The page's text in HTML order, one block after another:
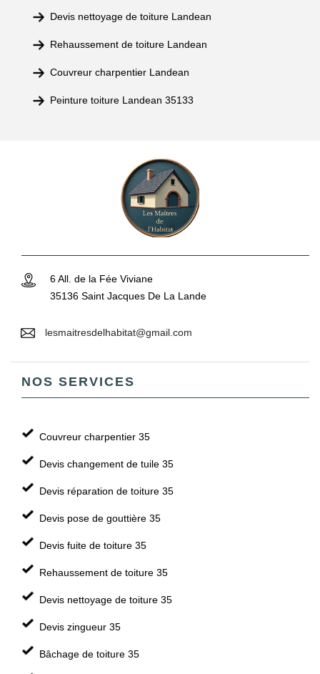
Devis nettoyage de toiture Landean
Rehaussement de toiture Landean
Couvreur charpentier Landean
Peinture toiture Landean 35133
6 All. de la Fée Viviane
35136 Saint Jacques De La Lande
lesmaitresdelhabitat@gmail.com
NOS SERVICES
Couvreur charpentier 35
Devis changement de tuile 35
Devis réparation de toiture 35
Devis pose de gouttière 35
Devis fuite de toiture 35
Rehaussement de toiture 35
Devis nettoyage de toiture 35
Devis zingueur 35
Bâchage de toiture 35